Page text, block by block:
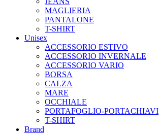
MAGLIERIA
PANTALONE
T-SHIRT
Unisex
ACCESSORIO ESTIVO
ACCESSORIO INVERNALE
ACCESSORIO VARIO
BORSA
CALZA
MARE
OCCHIALE
PORTAFOGLIO-PORTACHIAVI
T-SHIRT
Brand